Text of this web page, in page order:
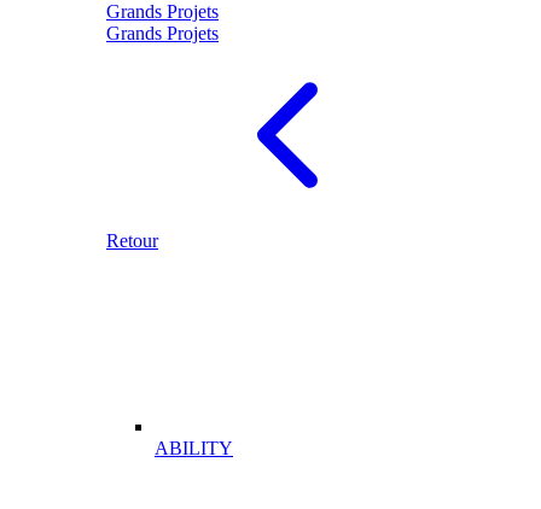
Grands Projets
Grands Projets
Retour
ABILITY